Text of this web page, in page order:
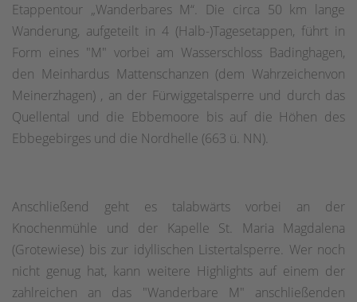
Etappentour „Wanderbares M“. Die circa 50 km lange
Wanderung, aufgeteilt in 4 (Halb-)Tagesetappen, führt in
Form eines "M" vorbei am Wasserschloss Badinghagen,
den Meinhardus Mattenschanzen (dem Wahrzeichenvon
Meinerzhagen) , an der Fürwiggetalsperre und durch das
Quellental und die Ebbemoore bis auf die Höhen des
Ebbegebirges und die Nordhelle (663 ü. NN).
Anschließend geht es talabwärts vorbei an der
Knochenmühle und der Kapelle St. Maria Magdalena
(Grotewiese) bis zur idyllischen Listertalsperre. Wer noch
nicht genug hat, kann weitere Highlights auf einem der
zahlreichen an das "Wanderbare M" anschließenden